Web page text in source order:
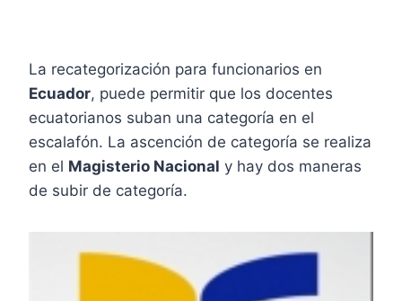
La recategorización para funcionarios en
Ecuador, puede permitir que los docentes
ecuatorianos suban una categoría en el
escalafón. La ascención de categoría se realiza
en el Magisterio Nacional y hay dos maneras
de subir de categoría.